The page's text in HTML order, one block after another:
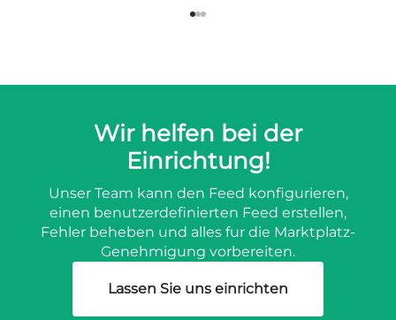
Wir helfen bei der
Einrichtung!
Unser Team kann den Feed konfigurieren,
einen benutzerdefinierten Feed erstellen,
Fehler beheben und alles fur die Marktplatz-
Genehmigung vorbereiten.
Lassen Sie uns einrichten